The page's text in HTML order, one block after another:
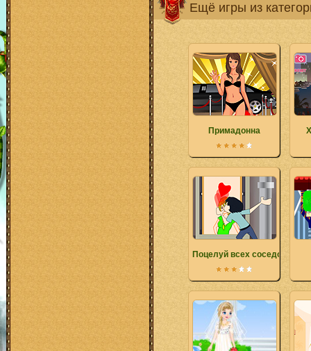
Ещё игры из
Примадонна
Поцелуй всех соседок